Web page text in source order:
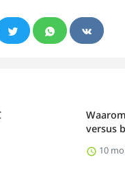
versus
10